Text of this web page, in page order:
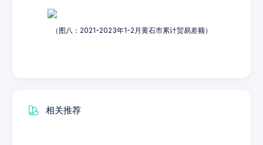
（图八：2021-2023年1-2月黄石市累计贸易差额）
相关推荐